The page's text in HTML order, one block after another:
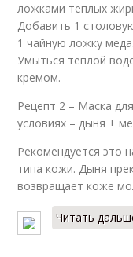
ложками теплых
Добавить 1
1 чайную ложку
Умыться теплой
кремом.
Рецепт 2 – Маска
условиях – дыня +
Рекомендуется это
типа кожи. Дыня
возвращает коже
Читать